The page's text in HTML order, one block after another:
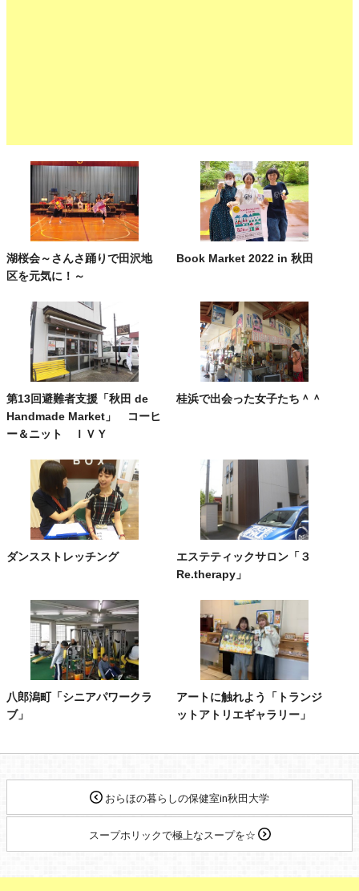
湖桜会～さんさ踊りで田沢地
区を元気に！～
Book Market 2022 in 秋田
第13回避難者支援「秋田 de
Handmade Market」 コーヒ
ー＆ニット ＩＶＹ
桂浜で出会った女子たち＾＾
ダンスストレッチング
エステティックサロン「３
Re.therapy」
八郎潟町「シニアパワークラ
ブ」
アートに触れよう「トランジ
ットアトリエギャラリー」
おらほの暮らしの保健室in秋田大学
スープホリックで極上なスープを☆